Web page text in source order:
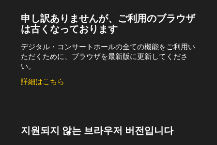
申し訳ありませんが、ご利用のブラウザ
は古くなっております
デジタル・コンサートホールの全ての機能をご利用い
ただくために、ブラウザを最新版に更新してくださ
い。
詳細はこちら
지원되지 않는 브라우저 버전입니다